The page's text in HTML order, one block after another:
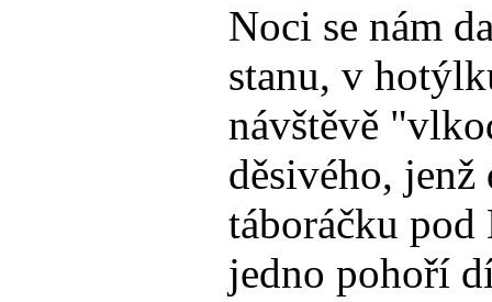
Noci se nám
stanu, v
návštěvě
děsivého, jenž
táboráčku pod
jedno pohoří